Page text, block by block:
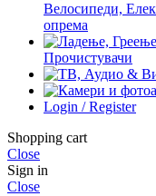
Велосипеди,
опрема
Прочистувачи
Login / Register
Shopping cart
Close
Sign in
Close